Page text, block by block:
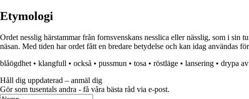
Etymologi
Ordet nesslig härstammar från fornsvenskans nesslica eller nässlig, som i
näsan. Med tiden har ordet fått en bredare betydelse och kan idag användas
blåögdhet • klangfull • också • pussmun • tosa • röstläge • lansering • drypa av
Håll dig uppdaterad – anmäl dig
Gör som tusentals andra - få våra bästa råd via e-post.